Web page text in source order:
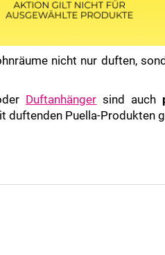
nicht nur duften,
Duftanhänger sind auch
duftenden Puella-Produkten